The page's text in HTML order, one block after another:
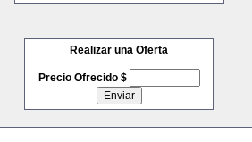
Realizar una Oferta
Precio Ofrecido $